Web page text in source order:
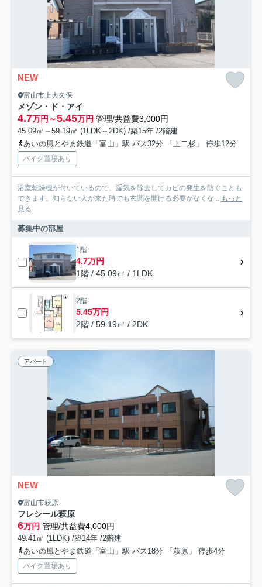
NEW
富山市上大久保
メゾン・ド・アイ
4.7万円～5.45万円 管理/共益費3,000円
45.09㎡～59.19㎡ (1LDK～2DK) /築15年 /2階建
あいの風とやま鉄道「富山」駅 バス32分 「上二杉」 停歩12分
バイク置場あり
浴室乾燥機が付いているので、湿気を除去してカビの発生を防ぐことも
できます。知らない人が来た時でも玄関を開ける必要がなくな... もっと
見る
募集中の部屋
1階
4.7万円
1階 / 45.09㎡ / 1LDK
2階
5.45万円
2階 / 59.19㎡ / 2DK
アパート
NEW
富山市萩原
フレシール萩原
6万円 管理/共益費4,000円
49.41㎡ (1LDK) /築14年 /2階建
あいの風とやま鉄道「富山」駅 バス18分 「萩原」 停歩4分
バイク置場あり